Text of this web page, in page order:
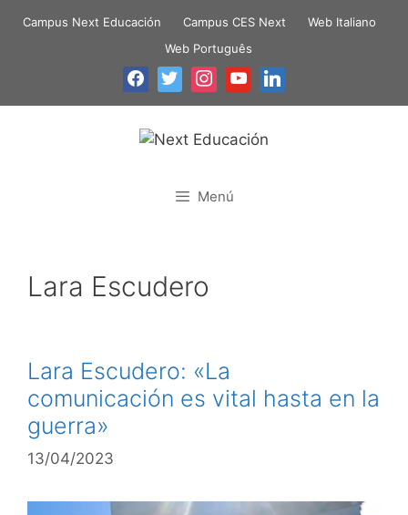
Campus Next Educación Campus CES Next
Web Italiano
Web Português
Menú
Lara Escudero
Lara Escudero: «La
comunicación es vital hasta en la
guerra»
13/04/2023